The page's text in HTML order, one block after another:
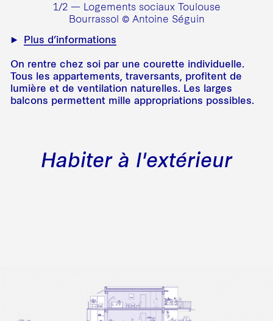
1/2 — Logements sociaux Toulouse
Bourrassol © Antoine Séguin
Plus d’informations
On rentre chez soi par une courette individuelle.
Tous les appartements, traversants, profitent de
lumière et de ventilation naturelles. Les larges
balcons permettent mille appropriations possibles.
Habiter à l'extérieur